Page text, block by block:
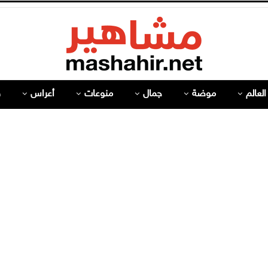
موضة جمال منوعات أعراس